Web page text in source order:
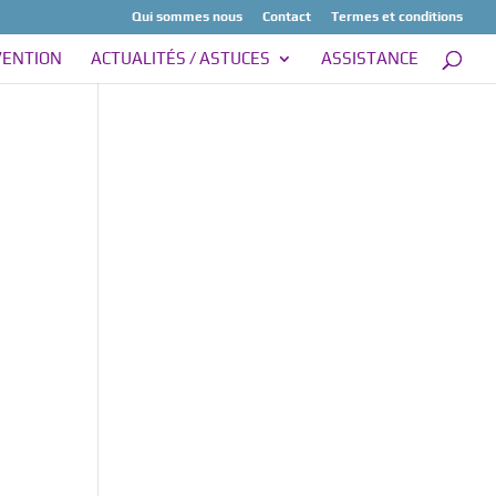
Qui sommes nous Contact Termes et conditions
ACTUALITÉS / ASTUCES ASSISTANCE